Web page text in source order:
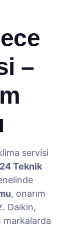
–
servisi
24 Teknik
, onarım
Daikin,
markalarda